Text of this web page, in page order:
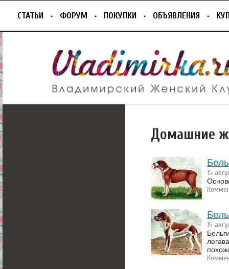
СТАТЬИ ФОРУМ ПОКУПКИ ОБЪЯВЛЕНИЯ
Домашние
15
15